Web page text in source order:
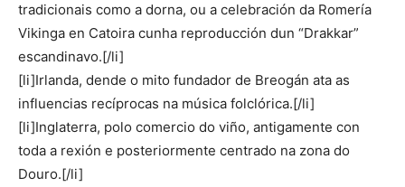
tradicionais como a dorna, ou a celebración da Romería
Vikinga en Catoira cunha reproducción dun “Drakkar”
escandinavo.[/li]
[li]Irlanda, dende o mito fundador de Breogán ata as
influencias recíprocas na música folclórica.[/li]
[li]Inglaterra, polo comercio do viño, antigamente con
toda a rexión e posteriormente centrado na zona do
Douro.[/li]